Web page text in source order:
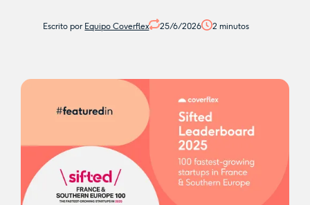
Escrito por Equipo Coverflex 25/6/2026 2 minutos